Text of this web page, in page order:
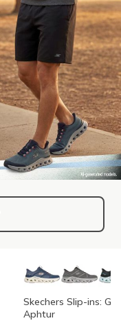
Skechers Slip-ins:
Aphtur